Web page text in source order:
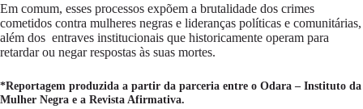
Em comum, esses processos expõem a brutalidade dos crimes
cometidos contra mulheres negras e lideranças políticas e comunitárias,
além dos entraves institucionais que historicamente operam para
retardar ou negar respostas às suas mortes.
*Reportagem produzida a partir da parceria entre o Odara – Instituto da
Mulher Negra e a Revista Afirmativa.